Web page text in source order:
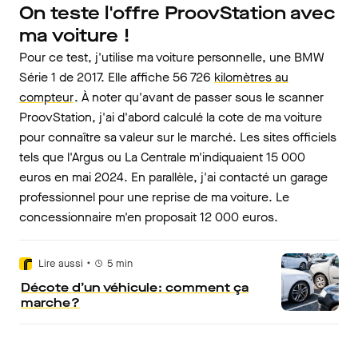
On teste l'offre ProovStation avec
ma voiture !
Pour ce test, j'utilise ma voiture personnelle, une BMW
Série 1 de 2017. Elle affiche 56 726 kilomètres au
compteur. À noter qu'avant de passer sous le scanner
ProovStation, j'ai d'abord calculé la cote de ma voiture
pour connaître sa valeur sur le marché. Les sites officiels
tels que l'Argus ou La Centrale m'indiquaient 15 000
euros en mai 2024. En parallèle, j'ai contacté un garage
professionnel pour une reprise de ma voiture. Le
concessionnaire m'en proposait 12 000 euros.
Lire aussi • 5 min
Décote d’un véhicule : comment ça
marche ?